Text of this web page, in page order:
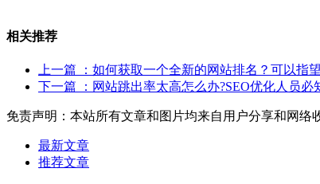
相关推荐
上一篇
：如何获取一个全新的网站排名？可以指
下一篇
：网站跳出率太高怎么办?SEO优化人员必
免责声明：本站所有文章和图片均来自用户分享和网
最新文章
推荐文章